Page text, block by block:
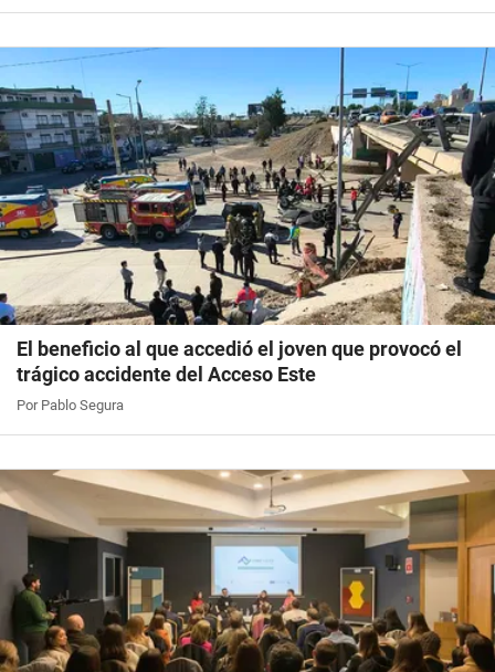
El beneficio al que accedió el joven que provocó el
trágico accidente del Acceso Este
Por Pablo Segura